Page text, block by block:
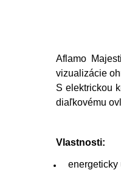
Aflamo
vizualizácie
S elektrickou
diaľkovému
Vlastnosti:
energeticky